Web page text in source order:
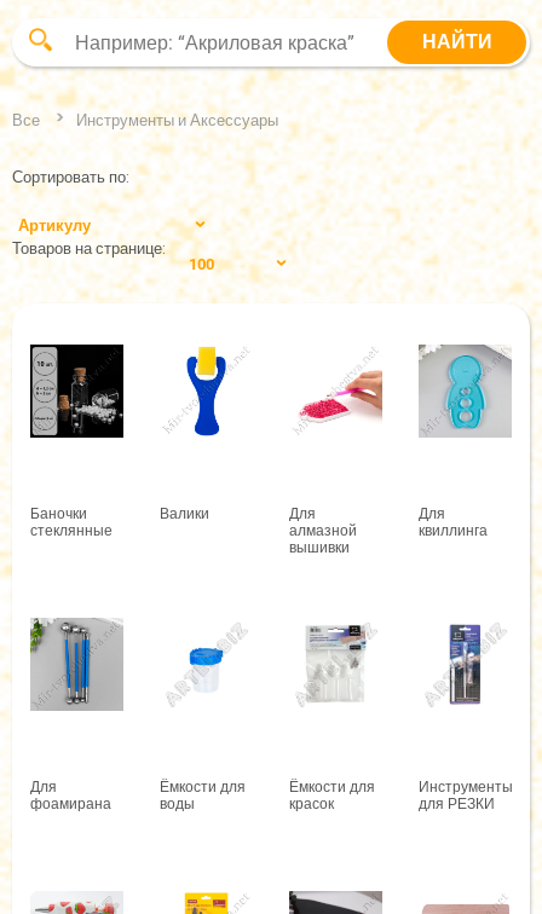
Все Инструменты и Аксессуары
Сортировать по:
Артикулу
Товаров на странице:
100
Баночки
стеклянные
Валики
Для
алмазной
вышивки
Для
квиллинга
Для
фоамирана
Ёмкости для
воды
Ёмкости для
красок
Инструменты
для РЕЗКИ